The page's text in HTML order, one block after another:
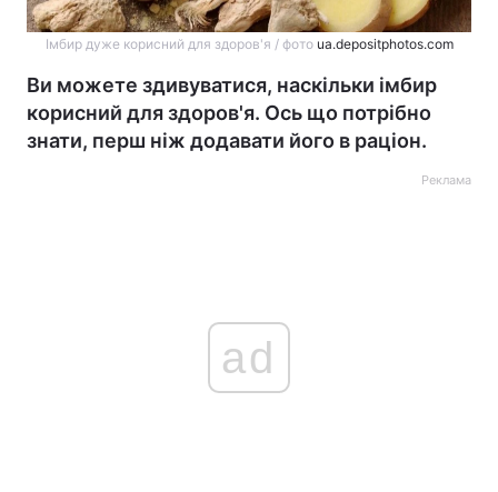
Імбир дуже корисний для здоров'я / фото ua.depositphotos.com
Ви можете здивуватися, наскільки імбир
корисний для здоров'я. Ось що потрібно
знати, перш ніж додавати його в раціон.
Реклама
ad